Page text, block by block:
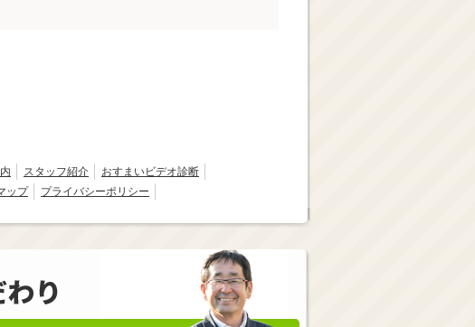
スタッフ紹介
おすまいビデオ診断
ップ プライバシーポリシー